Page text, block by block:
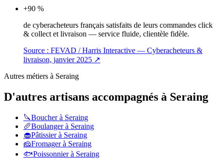
+90 %
de cyberacheteurs français satisfaits de leurs commandes click
& collect et livraison — service fluide, clientèle fidèle.
Source : FEVAD / Harris Interactive — Cyberacheteurs &
livraison, janvier 2025 ↗
Autres métiers à Seraing
D'autres artisans accompagnés à Seraing
🔪Boucherà Seraing
🥖Boulangerà Seraing
🧁Pâtissierà Seraing
🧀Fromagerà Seraing
🐟Poissonnierà Seraing